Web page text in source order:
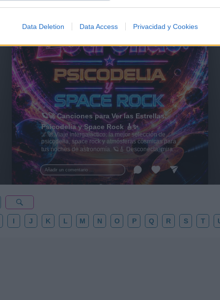
Data Deletion Data Access Privacidad y Cookies
Añadir un comentario ...
🪐🚀 Canciones para Ver las Estrellas:
Psicodelia y Space Rock 🎸✨
🌌🚀 Viaje intergaláctico: la mejor selección de
psicodelia, space rock y atmósferas cósmicas para
tus noches de astronomía. 🪐🎸 Desconecta, mira
al firmamento y siente la gravedad cero. 💾 ¡Guarda
esta colección para tu próxima noche estrellada!
✨⭐
I J K L M N O P Q R S T